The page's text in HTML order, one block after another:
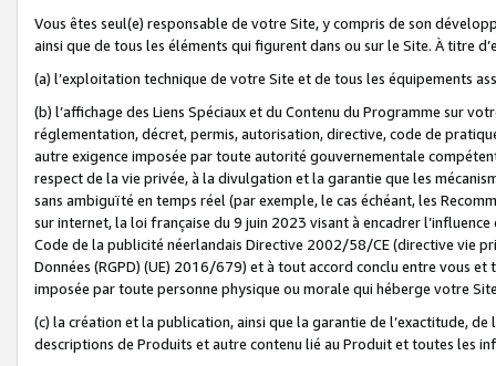
Vous êtes seul(e) responsable de votre Site, y compris de son
ainsi que de tous les éléments qui figurent dans ou sur le Site. À titre
(a) l’exploitation technique de votre Site et de tous les équipements
(b) l’affichage des Liens Spéciaux et du Contenu du Programme sur
réglementation, décret, permis, autorisation, directive, code de
autre exigence imposée par toute autorité gouvernementale
respect de la vie privée, à la divulgation et la garantie que les
sans ambiguïté en temps réel (par exemple, le cas échéant, les
sur internet, la loi française du 9 juin 2023 visant à encadrer
Code de la publicité néerlandais Directive 2002/58/CE (directive vie
Données (RGPD) (UE) 2016/679) et à tout accord conclu entre vous
imposée par toute personne physique ou morale qui héberge votre
(c) la création et la publication, ainsi que la garantie de l’exactitude,
descriptions de Produits et autre contenu lié au Produit et toutes les